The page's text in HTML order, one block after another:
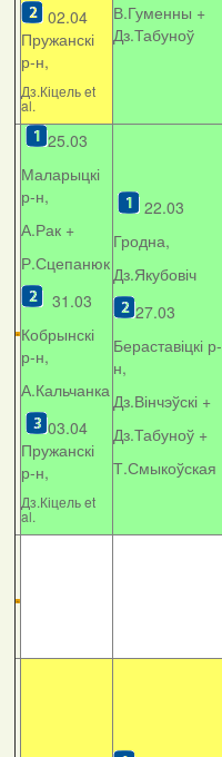
02.04
Пружанскі
р-н,
Дз.Кіцель et
al.
В.Гуменны +
Дз.Табуноў
25.03
Маларыцкі
р-н,
А.Рак +
Р.Сцепанюк
31.03
Кобрынскі
р-н,
А.Кальчанка
03.04
Пружанскі
р-н,
Дз.Кіцель et
al.
22.03
Гродна,
Дз.Якубовіч
27.03
Бераставіцкі р-
н,
Дз.Вінчэўскі +
Дз.Табуноў +
Т.Смыкоўская